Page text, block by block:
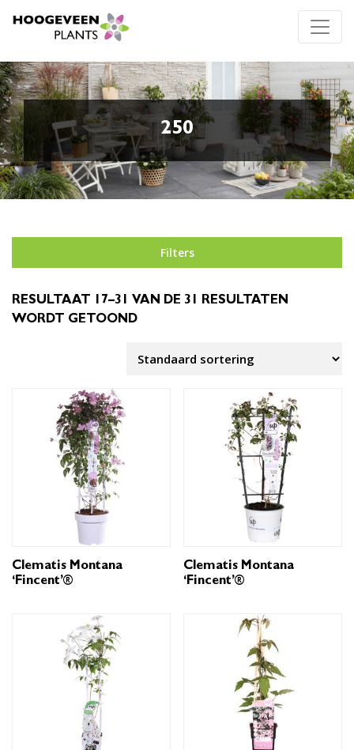
250
Filters
RESULTAAT 17–31 VAN DE 31 RESULTATEN
WORDT GETOOND
Clematis Montana
‘Fincent’®
Clematis Montana
‘Fincent’®